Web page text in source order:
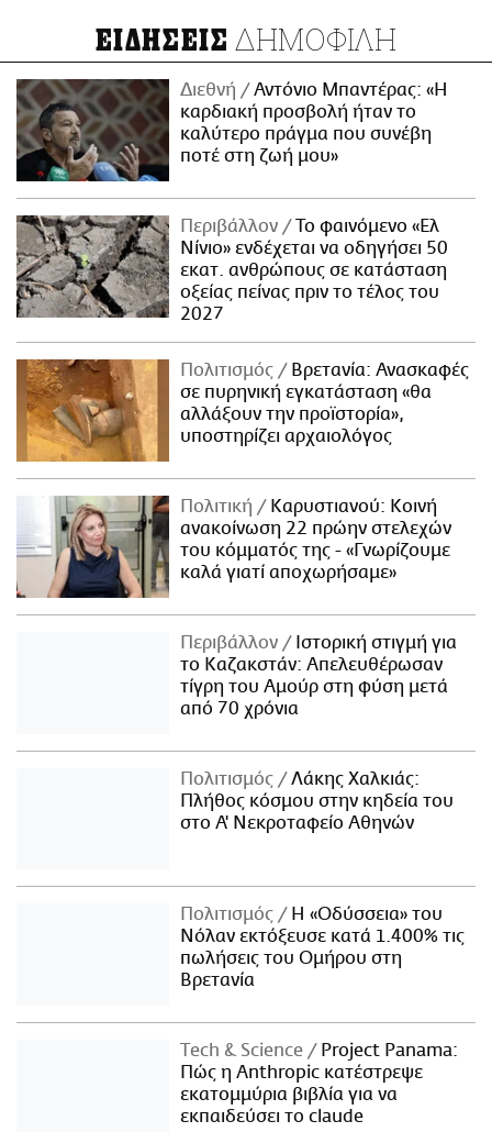
ΕΙΔΗΣΕΙΣ ΔΗΜΟΦΙΛΗ
Διεθνή
Αντόνιο Μπαντέρας: «Η
καρδιακή προσβολή ήταν το
καλύτερο πράγμα που συνέβη
ποτέ στη ζωή μου»
Περιβάλλον
Το φαινόμενο «Ελ
Νίνιο» ενδέχεται να οδηγήσει 50
εκατ. ανθρώπους σε κατάσταση
οξείας πείνας πριν το τέλος του
2027
Πολιτισμός
Βρετανία: Ανασκαφές
σε πυρηνική εγκατάσταση «θα
αλλάξουν την προϊστορία»,
υποστηρίζει αρχαιολόγος
Πολιτική
Καρυστιανού: Κοινή
ανακοίνωση 22 πρώην στελεχών
του κόμματός της - «Γνωρίζουμε
καλά γιατί αποχωρήσαμε»
Περιβάλλον
Ιστορική στιγμή για
το Καζακστάν: Απελευθέρωσαν
τίγρη του Αμούρ στη φύση μετά
από 70 χρόνια
Πολιτισμός
Λάκης Χαλκιάς:
Πλήθος κόσμου στην κηδεία του
στο Α' Νεκροταφείο Αθηνών
Πολιτισμός
Η «Οδύσσεια» του
Νόλαν εκτόξευσε κατά 1.400% τις
πωλήσεις του Ομήρου στη
Βρετανία
Τech & Science
Project Panama:
Πώς η Anthropic κατέστρεψε
εκατομμύρια βιβλία για να
εκπαιδεύσει το claude